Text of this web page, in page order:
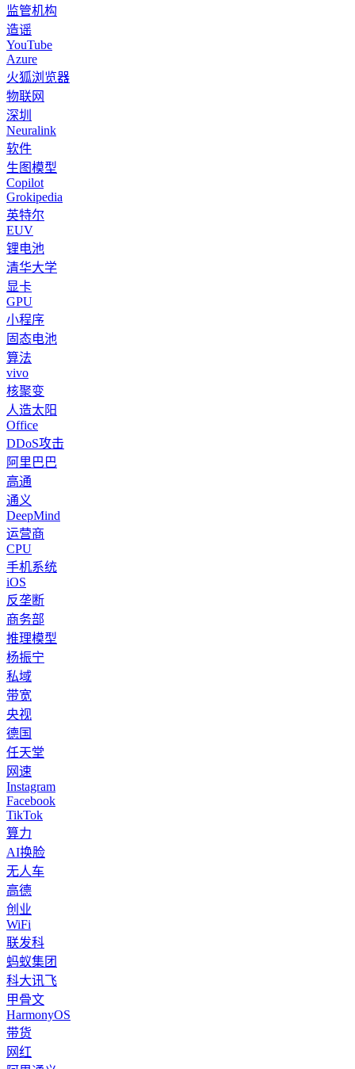
监管机构
造谣
YouTube
Azure
火狐浏览器
物联网
深圳
Neuralink
软件
生图模型
Copilot
Grokipedia
英特尔
EUV
锂电池
清华大学
显卡
GPU
小程序
固态电池
算法
vivo
核聚变
人造太阳
Office
DDoS攻击
阿里巴巴
高通
通义
DeepMind
运营商
CPU
手机系统
iOS
反垄断
商务部
推理模型
杨振宁
私域
带宽
央视
德国
任天堂
网速
Instagram
Facebook
TikTok
算力
AI换脸
无人车
高德
创业
WiFi
联发科
蚂蚁集团
科大讯飞
甲骨文
HarmonyOS
带货
网红